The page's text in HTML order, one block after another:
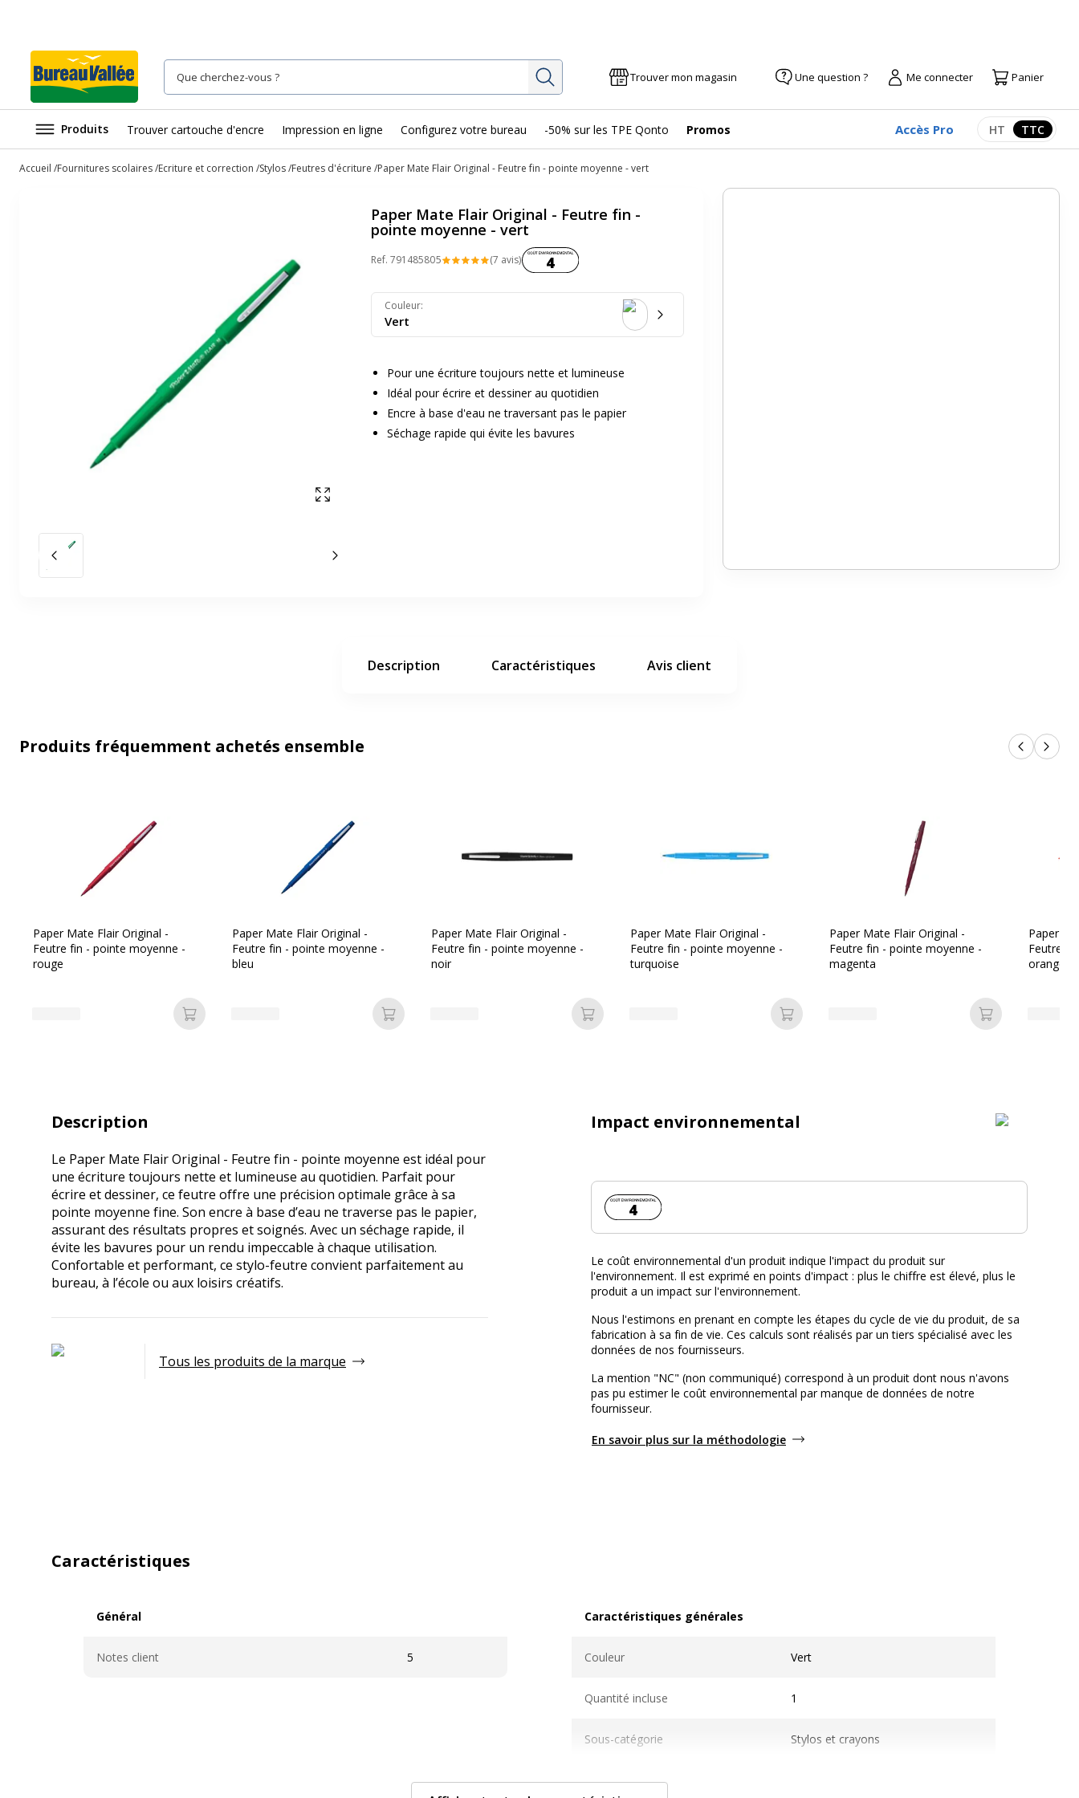
Rechercher Trouver mon magasin Une question ? Me connecter Panier
Produits Trouver cartouche d'encre Impression en ligne Configurez votre bureau -50% sur les TPE Qonto Promos Accès Pro Afficher les
HT TTC
Accueil Fournitures scolaires Ecriture et correction Stylos Feutres d'écriture Paper Mate Flair Original - Feutre fin - pointe moyenne - vert
Afficher en plein écran
Slide précédent Slide suivant
Paper Mate Flair Original - Feutre fin -
pointe moyenne - vert
Ref. 791485805 (7 avis)Coût environnemental :
4
Couleur:
Vert
Pour une écriture toujours nette et lumineuse
Idéal pour écrire et dessiner au quotidien
Encre à base d'eau ne traversant pas le papier
Séchage rapide qui évite les bavures
Description Caractéristiques Avis client
Produits fréquemment achetés ensemble Produits
Paper Mate Flair Original -
Feutre fin - pointe moyenne -
rouge
Ajouter au panier
Paper Mate Flair Original -
Feutre fin - pointe moyenne -
bleu
Ajouter au panier
Paper Mate Flair Original -
Feutre fin - pointe moyenne -
noir
Ajouter au panier
Paper Mate Flair Original -
Feutre fin - pointe moyenne -
turquoise
Ajouter au panier
Paper Mate Flair Original -
Feutre fin - pointe moyenne -
magenta
Ajouter au
Paper
Feutre
orange
Description
Le Paper Mate Flair Original - Feutre fin - pointe moyenne est idéal pour
une écriture toujours nette et lumineuse au quotidien. Parfait pour
écrire et dessiner, ce feutre offre une précision optimale grâce à sa
pointe moyenne fine. Son encre à base d’eau ne traverse pas le papier,
assurant des résultats propres et soignés. Avec un séchage rapide, il
évite les bavures pour un rendu impeccable à chaque utilisation.
Confortable et performant, ce stylo-feutre convient parfaitement au
bureau, à l’école ou aux loisirs créatifs.
Tous les produits de la marque
Impact environnemental
Coût environnemental :
4
Le coût environnemental d'un produit indique l'impact du produit sur
l'environnement. Il est exprimé en points d'impact : plus le chiffre est élevé, plus le
produit a un impact sur l'environnement.
Nous l'estimons en prenant en compte les étapes du cycle de vie du produit, de sa
fabrication à sa fin de vie. Ces calculs sont réalisés par un tiers spécialisé avec les
données de nos fournisseurs.
La mention "NC" (non communiqué) correspond à un produit dont nous n'avons
pas pu estimer le coût environnemental par manque de données de notre
fournisseur.
En savoir plus sur la méthodologie
Caractéristiques
Général
Notes client 5
Caractéristiques générales
Couleur Vert
Quantité incluse 1
Sous-catégorie Stylos et crayons
Type de produit